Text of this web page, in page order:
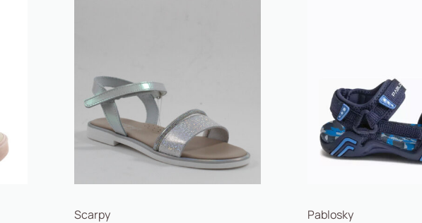
Scarpy Pablosky